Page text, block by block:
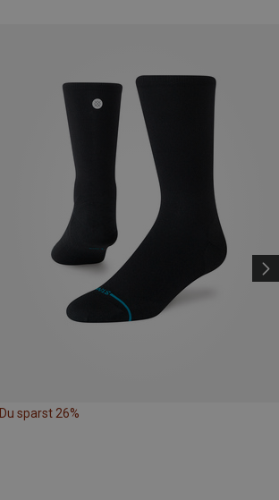
Du sparst 26%